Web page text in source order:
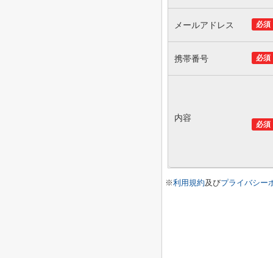
必須
メールアドレス
必須
携帯番号
必須
内容
※利用規約及びプライバシー